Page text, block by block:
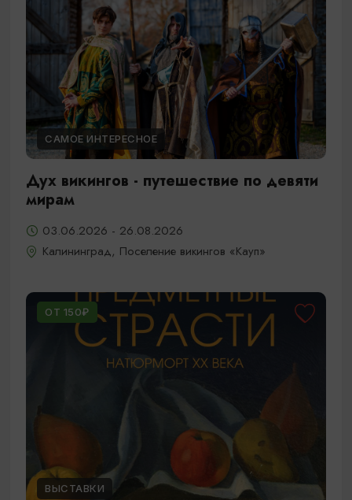
САМОЕ ИНТЕРЕСНОЕ
Дух викингов - путешествие по девяти
мирам
03.06.2026 - 26.08.2026
Калининград, Поселение викингов «Кауп»
ОТ 150₽
ВЫСТАВКИ